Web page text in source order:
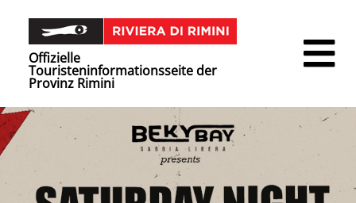
Offizielle
Touristeninformationsseite der
Provinz Rimini